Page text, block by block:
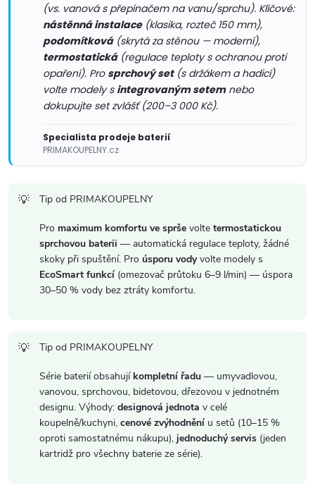
ý
p
(vs. vanová s přepínačem na vanu/sprchu). Klíčové:
nástěnná instalace(klasika, rozteč 150 mm),
podomítková(skrytá za stěnou — moderní),
termostatická(regulace teploty s ochranou proti
opaření). Pro sprchový set(s držákem a hadicí)
volte modely s integrovaným setemnebo
dokupujte set zvlášť (200–3 000 Kč).
Specialista prodeje baterií
PRIMAKOUPELNY.cz
Tip od PRIMAKOUPELNY
Pro maximum komfortu ve sprše volte termostatickou
sprchovou baterii — automatická regulace teploty, žádné
skoky při spuštění. Pro úsporu vodyvolte modely s
EcoSmart funkcí (omezovač průtoku 6–9 l/min) — úspora
30–50 % vody bez ztráty komfortu.
Tip od PRIMAKOUPELNY
Série baterií obsahují kompletní řadu — umyvadlovou,
vanovou, sprchovou, bidetovou, dřezovou v jednotném
designu. Výhody: designová jednota v celé
koupelně/kuchyni, cenové zvýhodnění u setů (10–15 %
oproti samostatnému nákupu), jednoduchý servis (jeden
kartridž pro všechny baterie ze série).